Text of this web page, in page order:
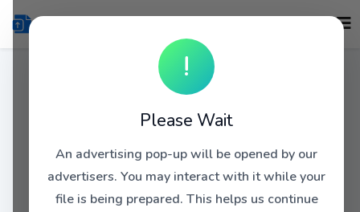
!
Please Wait
An advertising pop-up will be opened by our
advertisers. You may interact with it while your
file is being prepared. This helps us continue